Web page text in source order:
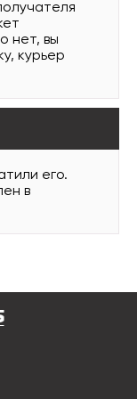
нет, вы
курьер
его.
в